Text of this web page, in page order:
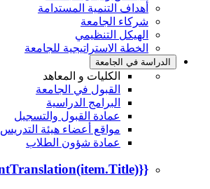
أهداف التنمية المستدامة
شركاء الجامعة
الهيكل التنظيمي
الخطة الاستراتيجية للجامعة
الدراسة في الجامعة
الكليات و المعاهد
القبول في الجامعة
البرامج الدراسية
عمادة القبول والتسجيل
مواقع أعضاء هيئة التدريس
عمادة شؤون الطلاب
{{mmc.getCurrentTranslation(item.Title)}}